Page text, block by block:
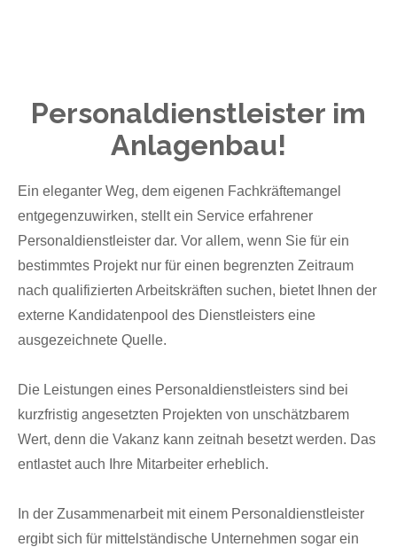
Personaldienstleister im
Anlagenbau!
Ein eleganter Weg, dem eigenen Fachkräftemangel
entgegenzuwirken, stellt ein Service erfahrener
Personaldienstleister dar. Vor allem, wenn Sie für ein
bestimmtes Projekt nur für einen begrenzten Zeitraum
nach qualifizierten Arbeitskräften suchen, bietet Ihnen der
externe Kandidatenpool des Dienstleisters eine
ausgezeichnete Quelle.
Die Leistungen eines Personaldienstleisters sind bei
kurzfristig angesetzten Projekten von unschätzbarem
Wert, denn die Vakanz kann zeitnah besetzt werden. Das
entlastet auch Ihre Mitarbeiter erheblich.
In der Zusammenarbeit mit einem Personaldienstleister
ergibt sich für mittelständische Unternehmen sogar ein